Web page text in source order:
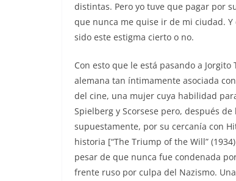
distintas. Pero yo tuve que pagar por
que nunca me quise ir de mi ciudad.
sido este estigma cierto o no.
Con esto que le está pasando a
alemana tan íntimamente asociada
del cine, una mujer cuya habilidad
Spielberg y Scorsese pero, después
supuestamente, por su cercanía con
historia [“The Triump of the Will”
pesar de que nunca fue condenada
frente ruso por culpa del Nazismo.